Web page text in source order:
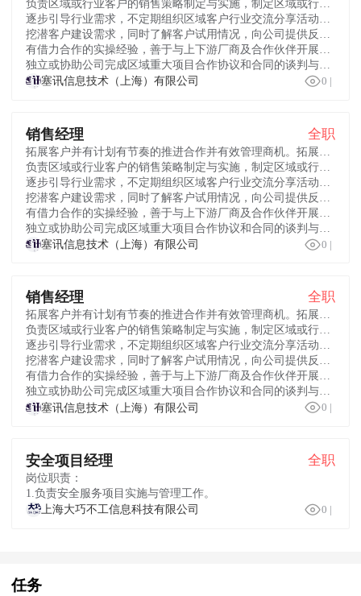
负责区域或行业客户的销售策略制定与实施，制定区域或行业市场策略及销售规划，执行公司销售管理制度和政策，完成区域或行业销售和回款任务；
逐步引导行业需求，不定期组织区域客户行业交流分享活动，树立公司产品在该行业的品牌和产品优势地位；
挖潜客户建设需求，同时了解客户试用情况，向公司提供反馈以帮助产品升级优化，实现与客户保持良好的长期合作关系；
有借力合作的实操经验，善于与上下游厂商及合作伙伴开展多元合作构建区域合作生态圈；
独立或协助公司完成区域重大项目合作协议和合同的谈判与签订工作。
塞讯信息技术（上海）有限公司
0 |
销售经理 全职
负责区域或行业客户的销售策略制定与实施，制定区域或行业市场策略及销售规划，执行公司销售管理制度和政策，完成区域或行业销售和回款任务；
逐步引导行业需求，不定期组织区域客户行业交流分享活动，树立公司产品在该行业的品牌和产品优势地位；
挖潜客户建设需求，同时了解客户试用情况，向公司提供反馈以帮助产品升级优化，实现与客户保持良好的长期合作关系；
有借力合作的实操经验，善于与上下游厂商及合作伙伴开展多元合作构建区域合作生态圈；
独立或协助公司完成区域重大项目合作协议和合同的谈判与签订工作。
塞讯信息技术（上海）有限公司
0 |
销售经理 全职
负责区域或行业客户的销售策略制定与实施，制定区域或行业市场策略及销售规划，执行公司销售管理制度和政策，完成区域或行业销售和回款任务；
逐步引导行业需求，不定期组织区域客户行业交流分享活动，树立公司产品在该行业的品牌和产品优势地位；
挖潜客户建设需求，同时了解客户试用情况，向公司提供反馈以帮助产品升级优化，实现与客户保持良好的长期合作关系；
有借力合作的实操经验，善于与上下游厂商及合作伙伴开展多元合作构建区域合作生态圈；
独立或协助公司完成区域重大项目合作协议和合同的谈判与签订工作。
塞讯信息技术（上海）有限公司
0 |
安全项目经理 全职
岗位职责：
1.负责安全服务项目实施与管理工作。
上海大巧不工信息科技有限公司
0 |
任务